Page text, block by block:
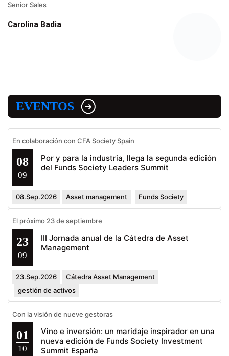
Senior Sales
Carolina Badia
EVENTOS
En colaboración con CFA Society Spain
08
09
Por y para la industria, llega la segunda edición
del Funds Society Leaders Summit
08.Sep.2026 Asset management Funds Society
El próximo 23 de septiembre
23
09
III Jornada anual de la Cátedra de Asset
Management
23.Sep.2026
Cátedra Asset Management
gestión de activos
Con la visión de nueve gestoras
01
10
Vino e inversión: un maridaje inspirador en una
nueva edición de Funds Society Investment
Summit España